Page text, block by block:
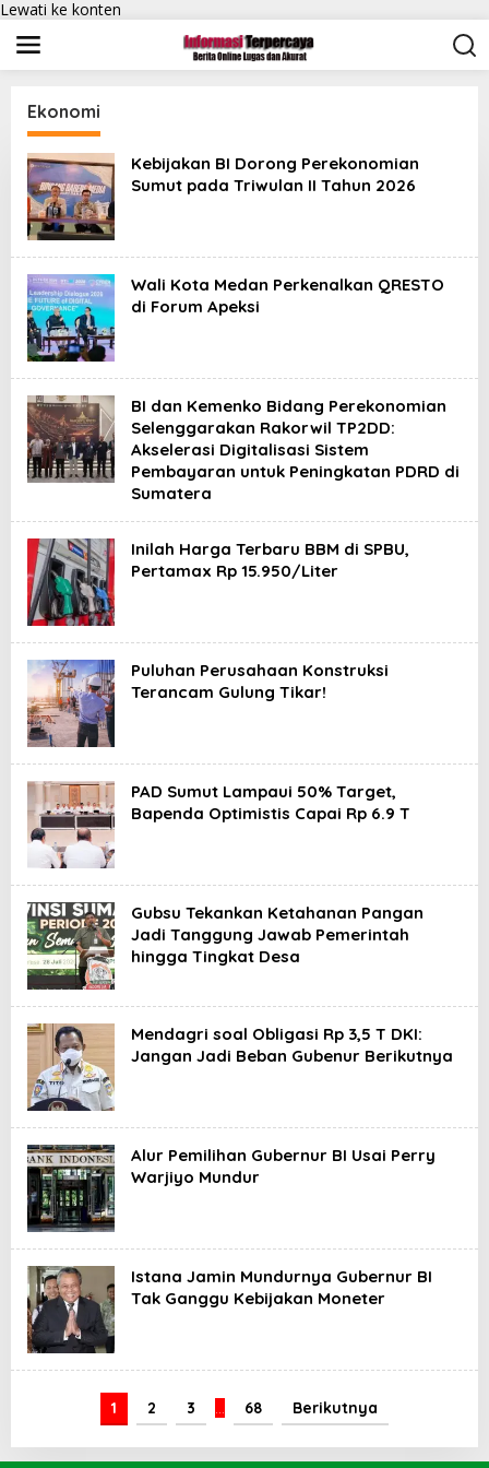
Lewati ke konten
Ekonomi
Kebijakan BI Dorong Perekonomian
Sumut pada Triwulan II Tahun 2026
Wali Kota Medan Perkenalkan QRESTO
di Forum Apeksi
BI dan Kemenko Bidang Perekonomian
Selenggarakan Rakorwil TP2DD:
Akselerasi Digitalisasi Sistem
Pembayaran untuk Peningkatan PDRD di
Sumatera
Inilah Harga Terbaru BBM di SPBU,
Pertamax Rp 15.950/Liter
Puluhan Perusahaan Konstruksi
Terancam Gulung Tikar!
PAD Sumut Lampaui 50% Target,
Bapenda Optimistis Capai Rp 6.9 T
Gubsu Tekankan Ketahanan Pangan
Jadi Tanggung Jawab Pemerintah
hingga Tingkat Desa
Mendagri soal Obligasi Rp 3,5 T DKI:
Jangan Jadi Beban Gubenur Berikutnya
Alur Pemilihan Gubernur BI Usai Perry
Warjiyo Mundur
Istana Jamin Mundurnya Gubernur BI
Tak Ganggu Kebijakan Moneter
1 2 3 … 68 Berikutnya